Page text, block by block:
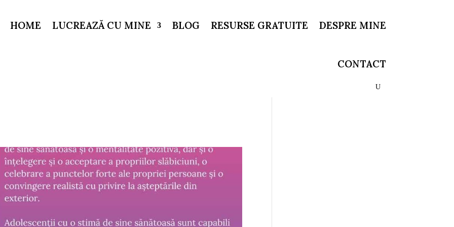
HOME LUCREAZĂ CU MINE BLOG RESURSE GRATUITE DESPRE MINE
CONTACT